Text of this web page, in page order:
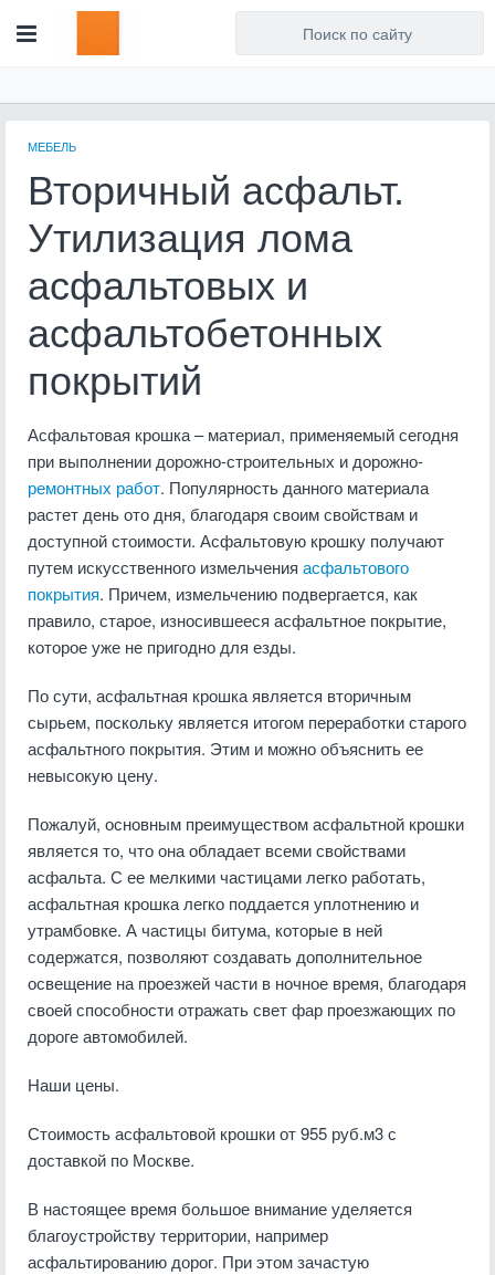
МЕБЕЛЬ
Вторичный асфальт.
Утилизация лома
асфальтовых и
асфальтобетонных
покрытий
Асфальтовая крошка – материал, применяемый сегодня
при выполнении дорожно-строительных и дорожно-
ремонтных работ. Популярность данного материала
растет день ото дня, благодаря своим свойствам и
доступной стоимости. Асфальтовую крошку получают
путем искусственного измельчения асфальтового
покрытия. Причем, измельчению подвергается, как
правило, старое, износившееся асфальтное покрытие,
которое уже не пригодно для езды.
По сути, асфальтная крошка является вторичным
сырьем, поскольку является итогом переработки старого
асфальтного покрытия. Этим и можно объяснить ее
невысокую цену.
Пожалуй, основным преимуществом асфальтной крошки
является то, что она обладает всеми свойствами
асфальта. С ее мелкими частицами легко работать,
асфальтная крошка легко поддается уплотнению и
утрамбовке. А частицы битума, которые в ней
содержатся, позволяют создавать дополнительное
освещение на проезжей части в ночное время, благодаря
своей способности отражать свет фар проезжающих по
дороге автомобилей.
Наши цены.
Стоимость асфальтовой крошки от 955 руб.м3 с
доставкой по Москве.
В настоящее время большое внимание уделяется
благоустройству территории, например
асфальтированию дорог. При этом зачастую
Для любых предложений по
сайту: artist71@cp9.ru